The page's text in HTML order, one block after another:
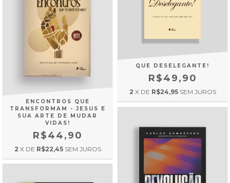
ENCONTROS QUE
TRANSFORMAM - JESUS E
SUA ARTE DE MUDAR
VIDAS!
R$44,90
2 X DE R$22,45 SEM JUROS
QUE DESELEGANTE!
R$49,90
2 X DE R$24,95 SEM JUROS